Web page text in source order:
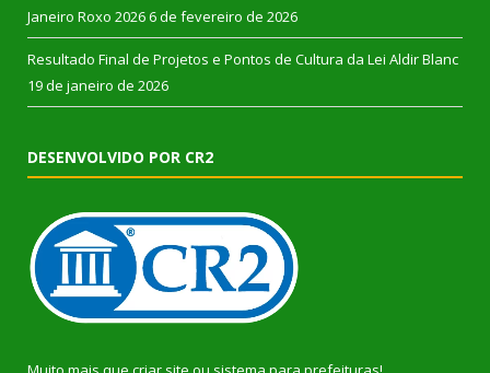
Janeiro Roxo 2026 6 de fevereiro de 2026
Resultado Final de Projetos e Pontos de Cultura da Lei Aldir Blanc
19 de janeiro de 2026
DESENVOLVIDO POR CR2